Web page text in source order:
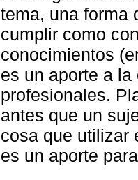
tema, una forma
cumplir como
conocimientos
es un aporte a
profesionales.
antes que un
cosa que utilizar
es un aporte